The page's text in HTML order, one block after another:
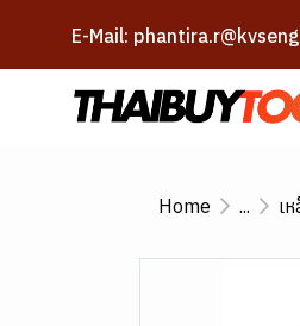
E-Mail:
Home ... เ